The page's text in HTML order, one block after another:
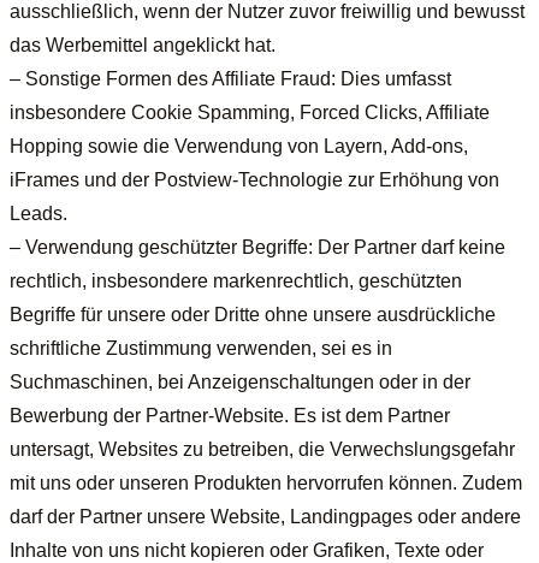
ausschließlich, wenn der Nutzer zuvor freiwillig und bewusst
das Werbemittel angeklickt hat.
– Sonstige Formen des Affiliate Fraud: Dies umfasst
insbesondere Cookie Spamming, Forced Clicks, Affiliate
Hopping sowie die Verwendung von Layern, Add-ons,
iFrames und der Postview-Technologie zur Erhöhung von
Leads.
– Verwendung geschützter Begriffe: Der Partner darf keine
rechtlich, insbesondere markenrechtlich, geschützten
Begriffe für unsere oder Dritte ohne unsere ausdrückliche
schriftliche Zustimmung verwenden, sei es in
Suchmaschinen, bei Anzeigenschaltungen oder in der
Bewerbung der Partner-Website. Es ist dem Partner
untersagt, Websites zu betreiben, die Verwechslungsgefahr
mit uns oder unseren Produkten hervorrufen können. Zudem
darf der Partner unsere Website, Landingpages oder andere
Inhalte von uns nicht kopieren oder Grafiken, Texte oder